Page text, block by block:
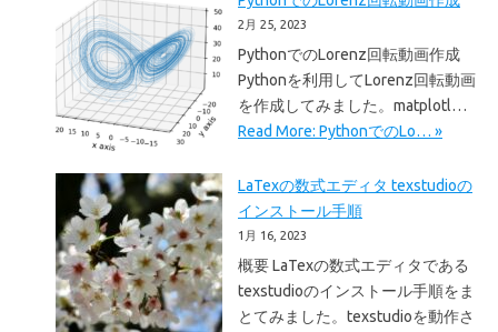
2月 25, 2023
PythonでのLorenz回転動画作成
Pythonを利用してLorenz回転動画
を作成してみました。matplotl…
Read More: PythonでのLo… »
LaTexの数式エディタ texstudioの
インストール手順
1月 16, 2023
概要 LaTexの数式エディタである
texstudioのインストール手順をま
とてみました。texstudioを動作さ